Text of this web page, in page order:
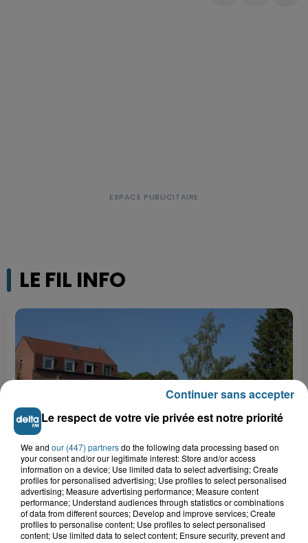
LE FIL INFO
12h45
Mont Noir dans les Flandres : un lieu d’accueil
reprend vie pour...
12h41
Wimereux : le centre de voile fait le
Le respect de votre vie privée est notre priorité
We and our (447) partnersdo the following data processing based on
your consent and/or our legitimate interest: Store and/or access
information on a device; Use limited data to select advertising; Create
profiles for personalised advertising; Use profiles to select personalised
advertising; Measure advertising performance; Measure content
performance; Understand audiences through statistics or combinations
of data from different sources; Develop and improve services; Create
profiles to personalise content; Use profiles to select personalised
content; Use limited data to select content; Ensure security, prevent and
Continuer sans accepter